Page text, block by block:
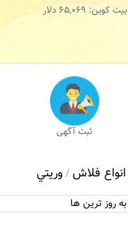
ثبت آگهی
انواع فلاش/وريتي
بیت کوین: 65,069 دلار